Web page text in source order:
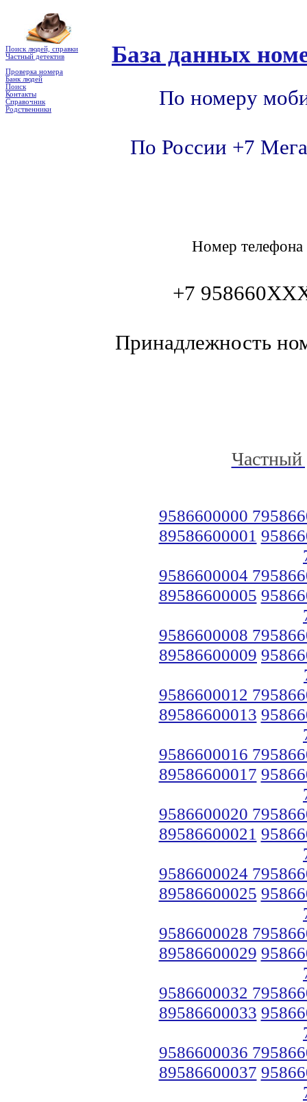
Поиск людей, справки
Частный детектив
Проверка номера
Банк людей
Поиск
Контакты
Справочник
Родственники
База данных
По номеру
По России +7
Номер
+7
Принадлежность
Частный
9586600000
89586600001
9586600004
89586600005
9586600008
89586600009
9586600012
89586600013
9586600016
89586600017
9586600020
89586600021
9586600024
89586600025
9586600028
89586600029
9586600032
89586600033
9586600036
89586600037